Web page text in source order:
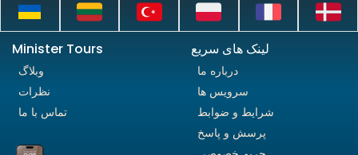
لینک های سریع
درباره ما
سرویس ها
شرایط و ضوابط
پرسش و پاسخ
Minister Tours
وبلاگ
نظرات
تماس با ما